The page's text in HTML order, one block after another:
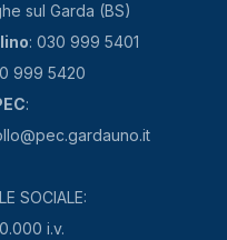
sul Garda (BS)
: 030 999 5401
999 5420
:
SOCIALE:
i.v.